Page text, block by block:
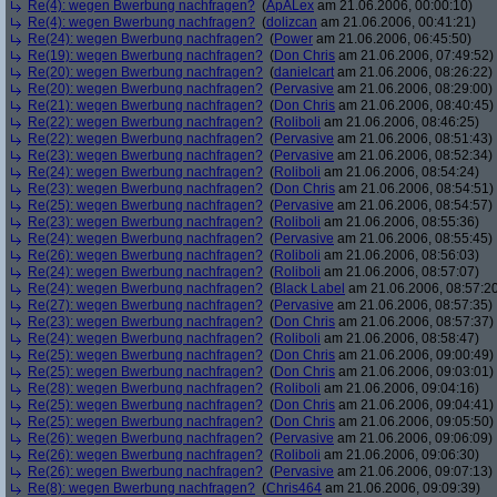
Re(4): wegen Bwerbung nachfragen? (ApALex am 21.06.2006, 00:00:10)
Re(4): wegen Bwerbung nachfragen? (dolizcan am 21.06.2006, 00:41:21)
Re(24): wegen Bwerbung nachfragen? (Power am 21.06.2006, 06:45:50)
Re(19): wegen Bwerbung nachfragen? (Don Chris am 21.06.2006, 07:49:52)
Re(20): wegen Bwerbung nachfragen? (danielcart am 21.06.2006, 08:26:22)
Re(20): wegen Bwerbung nachfragen? (Pervasive am 21.06.2006, 08:29:00)
Re(21): wegen Bwerbung nachfragen? (Don Chris am 21.06.2006, 08:40:45)
Re(22): wegen Bwerbung nachfragen? (Roliboli am 21.06.2006, 08:46:25)
Re(22): wegen Bwerbung nachfragen? (Pervasive am 21.06.2006, 08:51:43)
Re(23): wegen Bwerbung nachfragen? (Pervasive am 21.06.2006, 08:52:34)
Re(24): wegen Bwerbung nachfragen? (Roliboli am 21.06.2006, 08:54:24)
Re(23): wegen Bwerbung nachfragen? (Don Chris am 21.06.2006, 08:54:51)
Re(25): wegen Bwerbung nachfragen? (Pervasive am 21.06.2006, 08:54:57)
Re(23): wegen Bwerbung nachfragen? (Roliboli am 21.06.2006, 08:55:36)
Re(24): wegen Bwerbung nachfragen? (Pervasive am 21.06.2006, 08:55:45)
Re(26): wegen Bwerbung nachfragen? (Roliboli am 21.06.2006, 08:56:03)
Re(24): wegen Bwerbung nachfragen? (Roliboli am 21.06.2006, 08:57:07)
Re(24): wegen Bwerbung nachfragen? (Black Label am 21.06.2006,
Re(27): wegen Bwerbung nachfragen? (Pervasive am 21.06.2006, 08:57:35)
Re(23): wegen Bwerbung nachfragen? (Don Chris am 21.06.2006, 08:57:37)
Re(24): wegen Bwerbung nachfragen? (Roliboli am 21.06.2006, 08:58:47)
Re(25): wegen Bwerbung nachfragen? (Don Chris am 21.06.2006, 09:00:49)
Re(25): wegen Bwerbung nachfragen? (Don Chris am 21.06.2006, 09:03:01)
Re(28): wegen Bwerbung nachfragen? (Roliboli am 21.06.2006, 09:04:16)
Re(25): wegen Bwerbung nachfragen? (Don Chris am 21.06.2006, 09:04:41)
Re(25): wegen Bwerbung nachfragen? (Don Chris am 21.06.2006, 09:05:50)
Re(26): wegen Bwerbung nachfragen? (Pervasive am 21.06.2006, 09:06:09)
Re(26): wegen Bwerbung nachfragen? (Roliboli am 21.06.2006, 09:06:30)
Re(26): wegen Bwerbung nachfragen? (Pervasive am 21.06.2006, 09:07:13)
Re(8): wegen Bwerbung nachfragen? (Chris464 am 21.06.2006, 09:09:39)